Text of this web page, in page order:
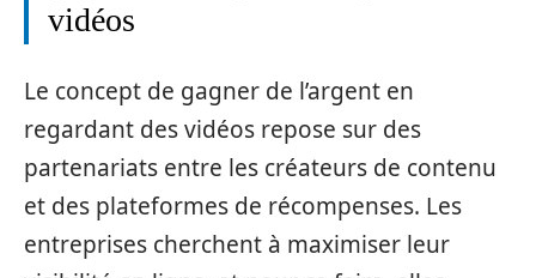
vidéos
Le concept de gagner de l’argent en
regardant des vidéos repose sur des
partenariats entre les créateurs de contenu
et des plateformes de récompenses. Les
entreprises cherchent à maximiser leur